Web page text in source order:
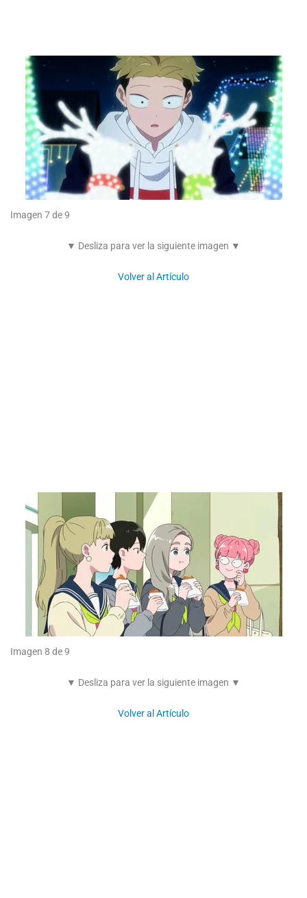
Imagen 7 de 9
▼ Desliza para ver la siguiente imagen ▼
Volver al Artículo
Imagen 8 de 9
▼ Desliza para ver la siguiente imagen ▼
Volver al Artículo